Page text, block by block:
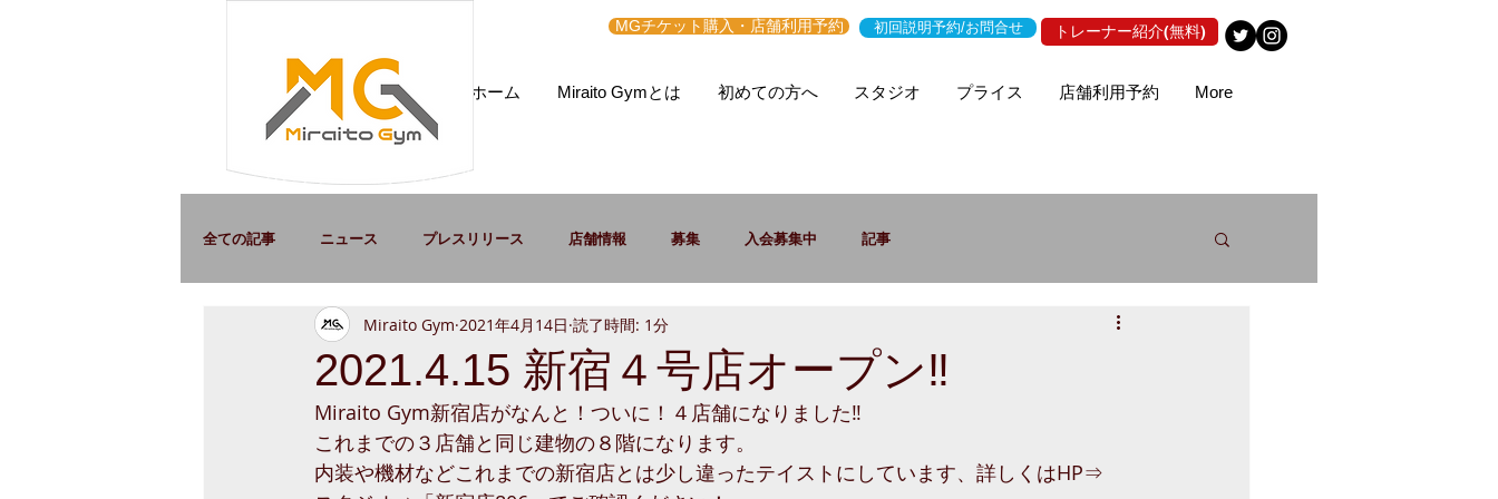
初回説明予約/お問合せ
ホーム Miraito Gymとは 初めての方へ スタジオ プライス 店舗利用予約 More
MGチケット購入・店舗利用予約 トレーナー紹介(無料)
全ての記事 ニュース プレスリリース 店舗情報 募集 入会募集中 記事
2021.4.15 新宿４号店オープン‼
Miraito Gym 2021年4月14日 読了時間: 1分
Miraito Gym新宿店がなんと！ついに！４店舗になりました‼
これまでの３店舗と同じ建物の８階になります。
内装や機材などこれまでの新宿店とは少し違ったテイストにしています、詳しくはHP⇒